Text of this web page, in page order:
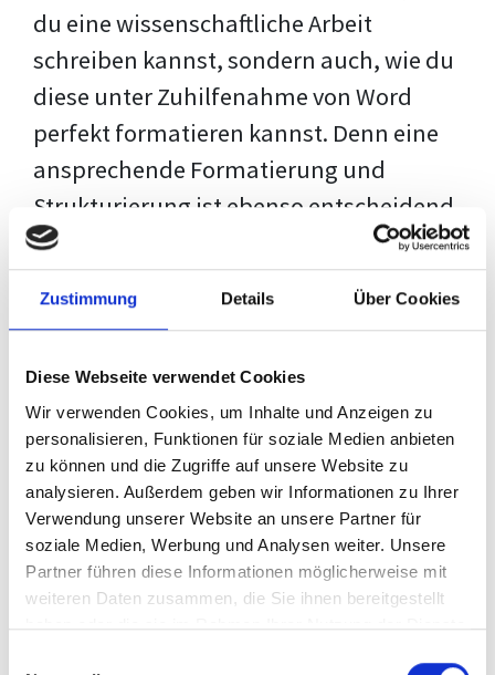
Zustimmung Details Über Cookies
Diese Webseite verwendet Cookies
Wir verwenden Cookies, um Inhalte und Anzeigen zu
personalisieren, Funktionen für soziale Medien anbieten
zu können und die Zugriffe auf unsere Website zu
analysieren. Außerdem geben wir Informationen zu Ihrer
Verwendung unserer Website an unsere Partner für
soziale Medien, Werbung und Analysen weiter. Unsere
Partner führen diese Informationen möglicherweise mit
weiteren Daten zusammen, die Sie ihnen bereitgestellt
haben oder die sie im Rahmen Ihrer Nutzung der Dienste
du eine wissenschaftliche Arbeit
schreiben kannst, sondern auch, wie du
diese unter Zuhilfenahme von Word
perfekt formatieren kannst. Denn eine
ansprechende Formatierung und
Strukturierung ist ebenso entscheidend
wie der Inhalt selbst. Jeder Prüfer hat
eigene Erwartungen, und unsere
Schulung ist so konzipiert, dass sie dir
deiner individuellen Vorlage zeigt,
anstatt eine Einheitslösung zu bieten.
Der Prozess des wissenschaftlichen
Schreibens kann ohne das richtige
Wissen eine große Herausforderung
darstellen. Jedoch, ausgestattet mit
denTechniken und Strategiendieses
Kurses, wird die Formatierung deiner